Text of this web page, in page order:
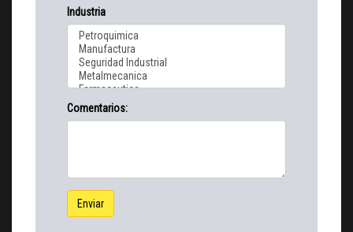
Industria
Comentarios:
Enviar